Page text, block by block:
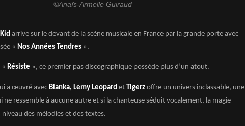
©Anaïs-Armelle Guiraud
arrive sur le devant de la scène musicale en France par la grande porte avec
« Nos Années Tendres ».
Résiste », ce premier pas discographique possède plus d’un atout.
a œuvré avec Blanka, Lemy Leopard et Tigerz offre un univers inclassable, une
ne ressemble à aucune autre et si la chanteuse séduit vocalement, la magie
des mélodies et des textes.